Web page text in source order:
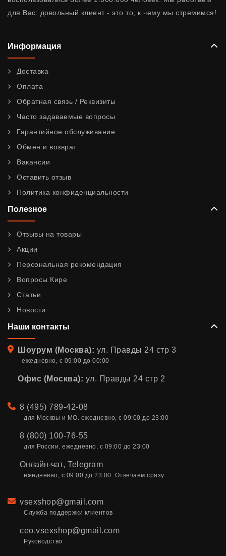
для Вас: довольный клиент - это то, к чему мы стремимся!
Информация
Доставка
Оплата
Обратная связь / Реквизиты
Часто задаваемые вопросы
Гарантийное обслуживание
Обмен и возврат
Вакансии
Оставить отзыв
Политика конфиденциальности
Полезное
Отзывы на товары
Акции
Персональная рекомендация
Вопросы Кире
Статьи
Новости
Наши контакты
Адрес
Шоурум (Москва): ул. Правды 24 стр 3
ежедневно, с 09:00 до 00:00
Офис (Москва): ул. Правды 24 стр 2
Телефон
8 (495) 789-42-08
для Москвы и МО. ежедневно, с 09:00 до 23:00
8 (800) 100-76-55
для России. ежедневно, с 09:00 до 23:00
Онлайн-чат, Telegram
ежедневно, с 09:00 до 23:00. Отвечаем сразу
Email
vsexshop@gmail.com
Служба поддержки клиентов
ceo.vsexshop@gmail.com
Руководство